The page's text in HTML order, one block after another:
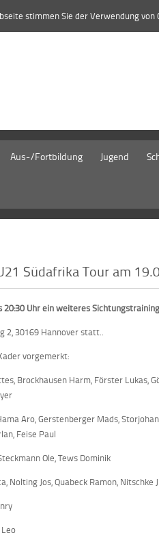
Aus-/Fortbildung Jugend
Südafrika Tour am
Uhr ein weiteres
30169 Hannover statt..
vorgemerkt:
Brockhausen Harm, Förster Lukas,
Gerstenberger Mads, Storjohann
Feise Paul
Ole, Tews Dominik
Jos, Quabeck Ramon, Nitschke
stimmen Sie der Verwendung von